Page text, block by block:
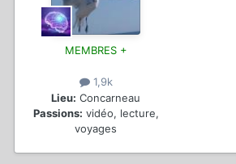
MEMBRES +
1,9k
Lieu: Concarneau
Passions: vidéo, lecture,
voyages